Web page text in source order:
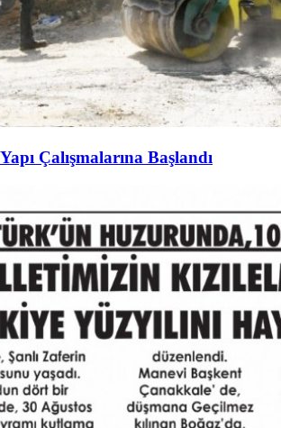
Çalışmalarına Başlandı